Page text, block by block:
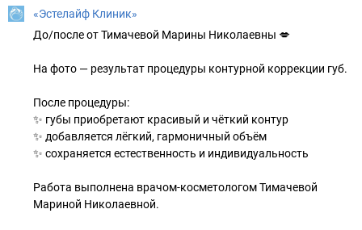
«Эстелайф Клиник»
До/после от Тимачевой Марины Николаевны 💋
На фото — результат процедуры контурной коррекции губ.
После процедуры:
✨ губы приобретают красивый и чёткий контур
✨ добавляется лёгкий, гармоничный объём
✨ сохраняется естественность и индивидуальность
Работа выполнена врачом-косметологом Тимачевой
Мариной Николаевной.